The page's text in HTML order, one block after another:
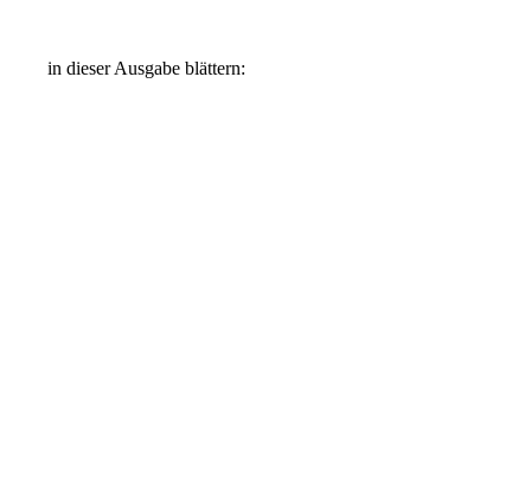
in dieser Ausgabe blättern: